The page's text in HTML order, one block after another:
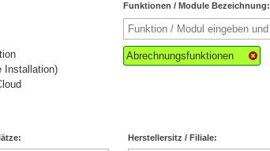
Installation)
Funktionen / Module Bezeichnung:
Abrechnungsfunktionen
Herstellersitz / Filiale: